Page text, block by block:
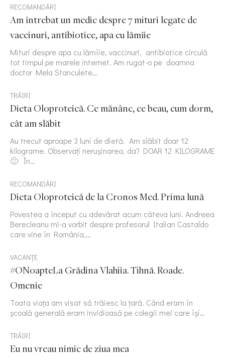
RECOMANDĂRI
Am întrebat un medic despre 7 mituri legate de
vaccinuri, antibiotice, apa cu lămîie
Mituri despre apa cu lămîie, vaccinuri, antibiotice circulă
tot timpul pe marele internet. Am rugat-o pe doamna
doctor Mela Stanculete…
TRĂIRI
Dieta Oloproteică. Ce mănânc, ce beau, cum dorm,
cât am slăbit
Au trecut aproape 3 luni de dietă. Am slăbit doar 12
kilograme. Observați nerușinarea, da? DOAR 12 KILOGRAME
🙂 În…
RECOMANDĂRI
Dieta Oloproteică de la Cronos Med. Prima lună
Povestea a început cu adevărat acum câteva luni. Andreea
Berecleanu mi-a vorbit despre profesorul Italian Castaldo
care vine în România,…
VACANȚE
#ONoapteLa Grădina Vlahiia. Tihnă. Roade.
Omenie
Toata viața am visat să trăiesc la țară. Când eram în
școală generală eram invidioasă pe colegii mei care își…
TRĂIRI
Eu nu vreau nimic de ziua mea